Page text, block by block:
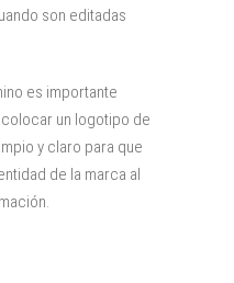
son editadas
es importante
un logotipo de
y claro para que
de la marca al